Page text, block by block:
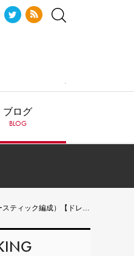
ブログ
BLOG
ード】（粋）Tシャツ着用